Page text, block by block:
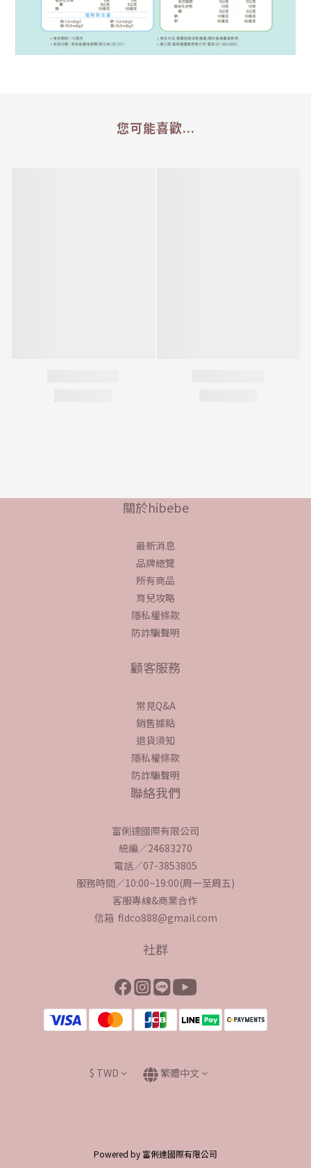
您可能喜歡...
關於hibebe
最新消息
品牌總覽
所有商品
育兒攻略
隱私權條款
防詐騙聲明
顧客服務
常見Q&A
銷售據點
退貨須知
隱私權條款
防詐騙聲明
聯絡我們
富俐達國際有限公司
統編／24683270
電話／07-3853805
服務時間／10:00~19:00(周一至周五)
客服專線&商業合作
信箱 fldco888@gmail.com
社群
$ TWD 繁體中文
Powered by 富俐達國際有限公司